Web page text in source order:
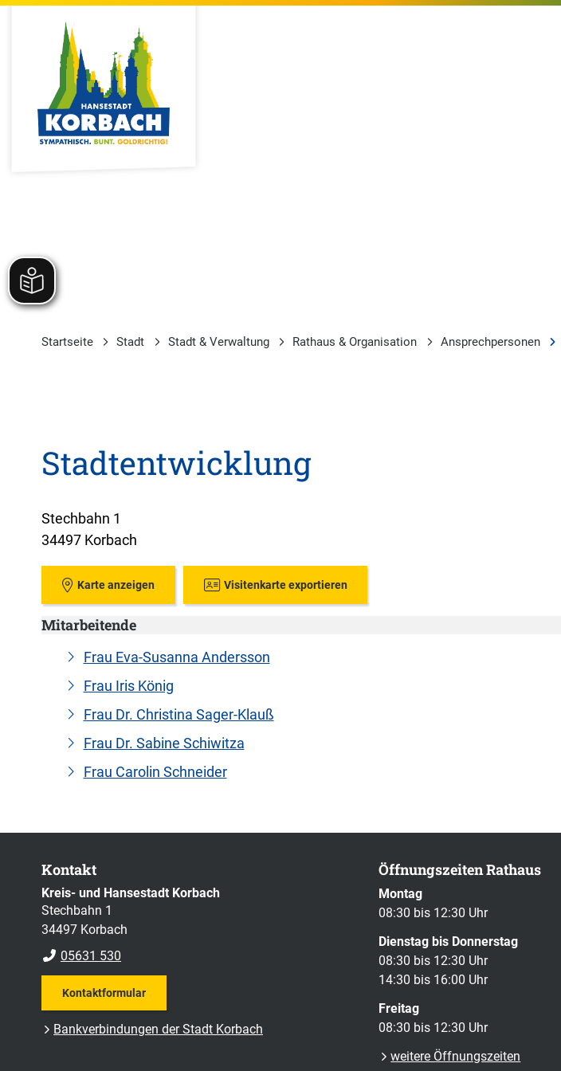
Startseite Stadt Stadt & Verwaltung Rathaus & Organisation Ansprechpersonen
Stadtentwicklung
Stechbahn 1
34497 Korbach
Karte anzeigen Visitenkarte exportieren
Mitarbeitende
Frau Eva-Susanna Andersson
Frau Iris König
Frau Dr. Christina Sager-Klauß
Frau Dr. Sabine Schiwitza
Frau Carolin Schneider
Kontakt
Kreis- und Hansestadt Korbach
Stechbahn 1
34497 Korbach
05631 530
Kontaktformular
Bankverbindungen der Stadt Korbach
Öffnungszeiten Rathaus
Montag
08:30 bis 12:30 Uhr
Dienstag bis Donnerstag
08:30 bis 12:30 Uhr
14:30 bis 16:00 Uhr
Freitag
08:30 bis 12:30 Uhr
weitere Öffnungszeiten